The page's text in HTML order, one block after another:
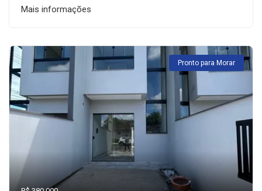
Mais informações
Pronto para Morar